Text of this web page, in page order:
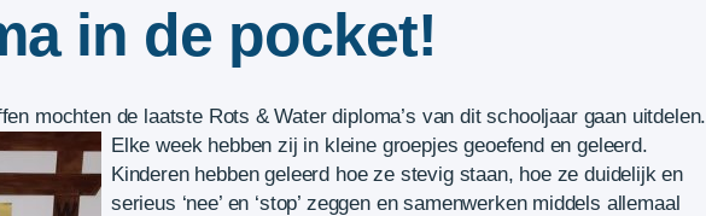
in de pocket!
mochten de laatste Rots & Water diploma’s van dit schooljaar gaan uitdelen.
Elke week hebben zij in kleine groepjes geoefend en geleerd.
Kinderen hebben geleerd hoe ze stevig staan, hoe ze duidelijk en
serieus ‘nee’ en ‘stop’ zeggen en samenwerken middels allemaal